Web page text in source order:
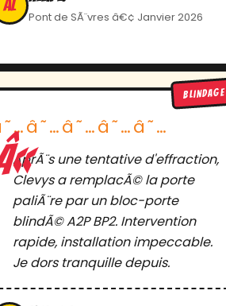
AL
Pont de SÃ¨vres â€¢ Janvier 2026
BLINDAGE
AprÃ¨s une tentative d'effraction,
Clevys a remplacÃ© la porte
paliÃ¨re par un bloc-porte
blindÃ© A2P BP2. Intervention
rapide, installation impeccable.
Je dors tranquille depuis.